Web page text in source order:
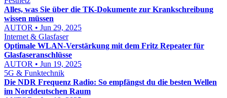
Alles, was Sie über die TK-Dokumente zur Krankschreibung
wissen müssen
AUTOR • Jun 29, 2025
Internet & Glasfaser
Optimale WLAN-Verstärkung mit dem Fritz Repeater für
Glasfaseranschlüsse
AUTOR • Jun 19, 2025
5G & Funktechnik
Die NDR Frequenz Radio: So empfängst du die besten Wellen
im Norddeutschen Raum